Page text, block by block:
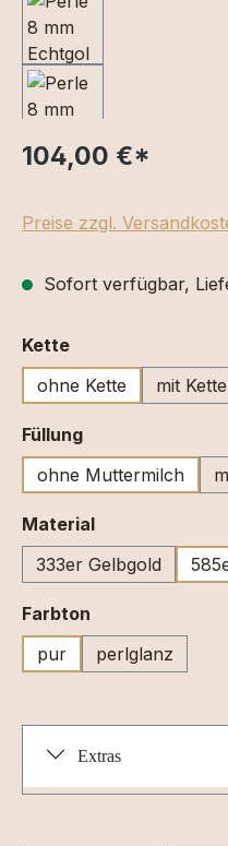
104,00 €*
Preise zzgl.
Sofort verfügbar,
Ketteauswählen
ohne Kette
mit Kette
Füllungauswählen
ohne Muttermilch
Materialauswählen
333er Gelbgold
Farbton
pur
perlglanz
Extras